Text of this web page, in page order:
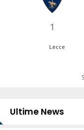
1
Lecce
Ultime News